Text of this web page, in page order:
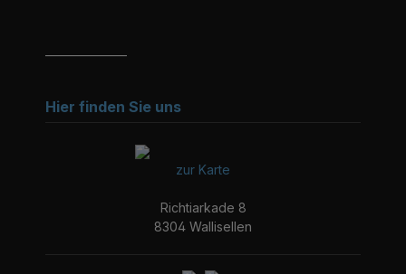
Hier finden Sie uns
zur Karte
Richtiarkade 8
8304 Wallisellen